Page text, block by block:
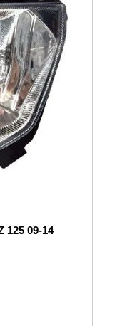
125 09-14